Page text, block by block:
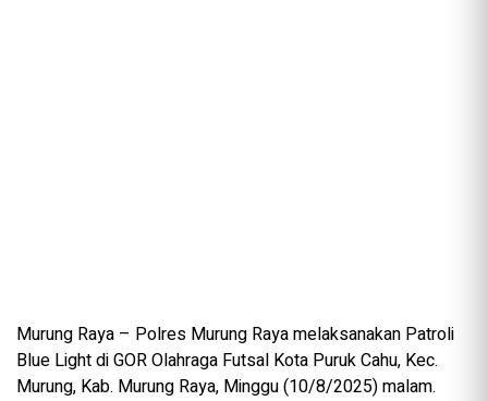
Murung Raya – Polres Murung Raya melaksanakan Patroli
Blue Light di GOR Olahraga Futsal Kota Puruk Cahu, Kec.
Murung, Kab. Murung Raya, Minggu (10/8/2025) malam.